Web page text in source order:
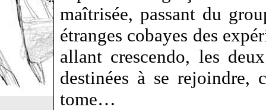
maîtrisée, passant du
étranges cobayes des
allant crescendo, les
destinées à se
tome…